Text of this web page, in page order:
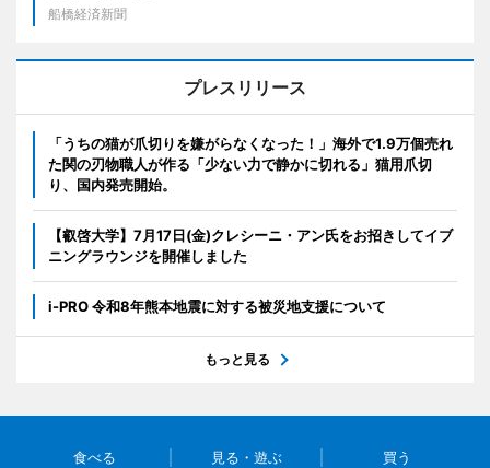
船橋経済新聞
プレスリリース
「うちの猫が爪切りを嫌がらなくなった！」海外で1.9万個売れ
た関の刃物職人が作る「少ない力で静かに切れる」猫用爪切
り、国内発売開始。
【叡啓大学】7月17日(金)クレシーニ・アン氏をお招きしてイブ
ニングラウンジを開催しました
i-PRO 令和8年熊本地震に対する被災地支援について
もっと見る
食べる 見る・遊ぶ 買う